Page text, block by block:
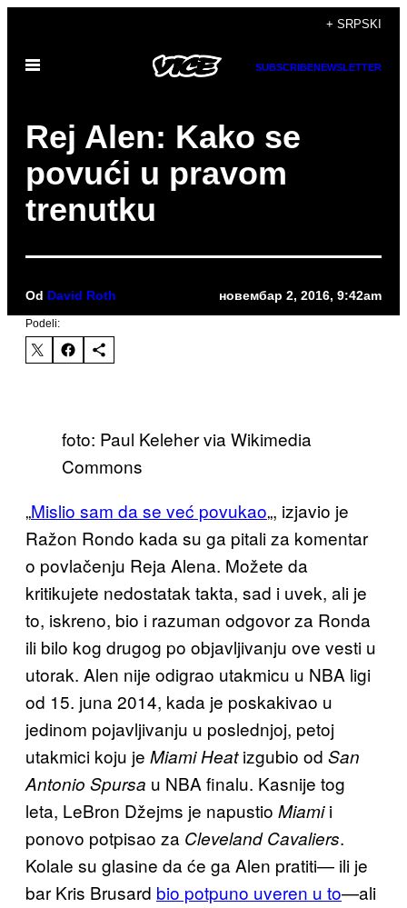
садржај
+ SRPSKI
Otvori
SUBSCRIBENEWSLETTER
Rej Alen: Kako se
povući u pravom
trenutku
Od David Roth новембар 2, 2016, 9:42am
Podeli:
foto: Paul Keleher via Wikimedia
Commons
„Mislio sam da se već povukao„, izjavio je
Ražon Rondo kada su ga pitali za komentar
o povlačenju Reja Alena. Možete da
kritikujete nedostatak takta, sad i uvek, ali je
to, iskreno, bio i razuman odgovor za Ronda
ili bilo kog drugog po objavljivanju ove vesti u
utorak. Alen nije odigrao utakmicu u NBA ligi
od 15. juna 2014, kada je poskakivao u
jedinom pojavljivanju u poslednjoj, petoj
utakmici koju je Miami Heatizgubio od San
Antonio Spursa u NBA finalu. Kasnije tog
leta, LeBron Džejms je napustio Miamii
ponovo potpisao za Cleveland Cavaliers.
Kolale su glasine da će ga Alen pratiti— ili je
bar Kris Brusard bio potpuno uveren u to—ali